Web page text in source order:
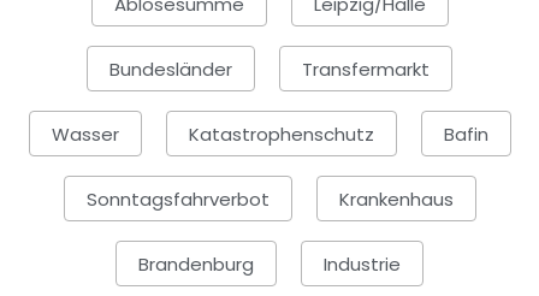
Bundesländer Transfermarkt
Wasser Katastrophenschutz Bafin
Sonntagsfahrverbot Krankenhaus
Brandenburg Industrie